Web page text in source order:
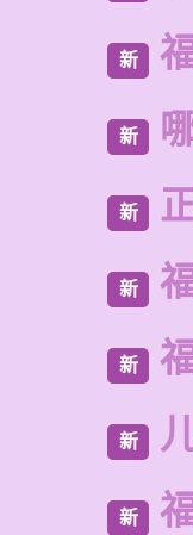
新
新
新
新
新
新
新